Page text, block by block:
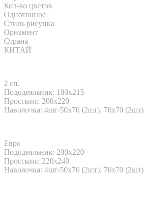
Кол-во цветов
Однотонное
Стиль рисунка
Орнамент
Страна
КИТАЙ
2 сп.
Пододеяльник: 180x215
Простыня: 200x220
Наволочка: 4шт-50х70 (2шт), 70х70 (2шт)
Евро
Пододеяльник: 200x220
Простыня: 220x240
Наволочка: 4шт-50х70 (2шт), 70х70 (2шт)